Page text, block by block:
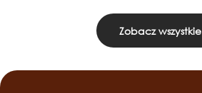
Zobacz wszystkie